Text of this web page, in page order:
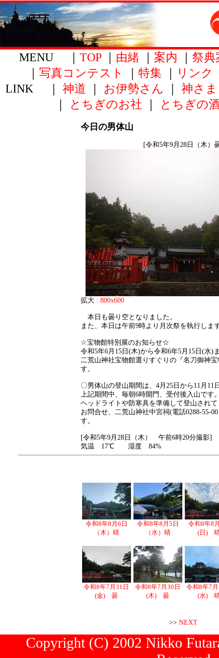
MENU ｜ TOP｜ 由緒 案内
祭典
写真コンテスト 特集 リンク
LINK ｜ 神道 お伊勢さん 神さま
とちぎのお社 とちぎの
今日の男体山
[令和5年9月28日（木）
拡大 : 800x600
本日も曇り空となりました。
また、本日は午前9時より月次祭を執行しま
☆宝物館特別展のお知らせ☆
令和5年6月15日(木)から令和6年5月15日(水)
二荒山神社宝物館選りすぐりの『名刀御神
す。
〇男体山の登山期間は、4月25日から11月11
上記期間中、毎朝6時開門、受付後入山です
ヘッドライトや防寒具を準備して登山され
お問合せ、二荒山神社中宮祠(電話0288-55-
す。
[令和5年9月28日（木） 午前6時20分撮影]
気温 17℃ 湿度 84%
令和8年8月6日
（木）晴
令和8年8月5日
（水）晴
令和8年8
(日)
令和8年7月31日
(金) 曇
令和8年7月30日
(木) 曇
令和8年7
(水)
>> NEXT
Copyright (C) 2002 Nikko